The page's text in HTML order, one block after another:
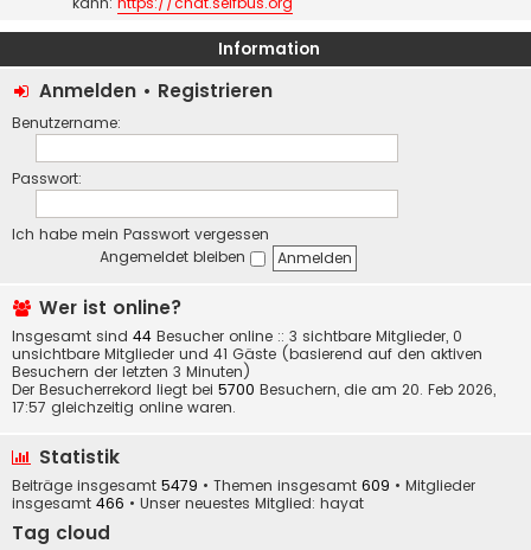
Information
Anmelden • Registrieren
Benutzername:
Passwort:
Ich habe mein Passwort vergessen
Angemeldet bleiben
Wer ist online?
Insgesamt sind 44 Besucher online :: 3 sichtbare Mitglieder, 0
unsichtbare Mitglieder und 41 Gäste (basierend auf den aktiven
Besuchern der letzten 3 Minuten)
Der Besucherrekord liegt bei 5700 Besuchern, die am 20. Feb 2026,
17:57 gleichzeitig online waren.
Statistik
Beiträge insgesamt 5479 • Themen insgesamt 609 • Mitglieder
insgesamt 466 • Unser neuestes Mitglied: hayat
Tag cloud